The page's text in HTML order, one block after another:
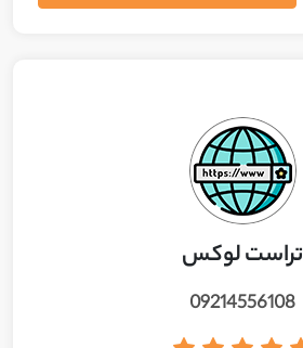
تراست لوکس
09214556108